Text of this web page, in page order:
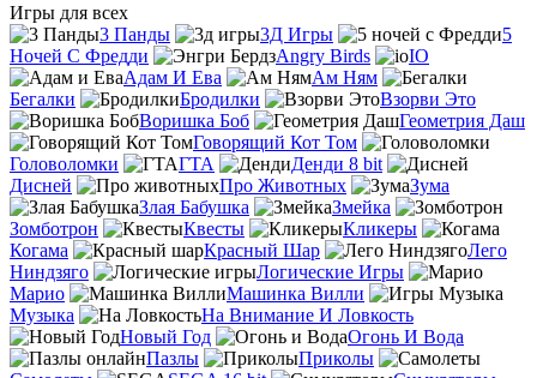
Игры для всех
3 Панды
3Д Игры
5
Ночей С Фредди
Angry Birds
IO
Адам И Ева
Ам Ням
Бегалки
Бродилки
Взорви Это
Воришка Боб
Геометрия Даш
Говорящий Кот Том
Головоломки
ГТА
Денди 8 bit
Дисней
Про Животных
Зума
Злая Бабушка
Змейка
Зомботрон
Квесты
Кликеры
Когама
Красный Шар
Лего
Ниндзяго
Логические Игры
Марио
Машинка Вилли
Музыка
На Внимание И Ловкость
Новый Год
Огонь И Вода
Пазлы
Приколы